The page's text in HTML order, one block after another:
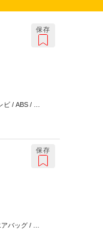
/ ABS / エ
保存
バッグ / パ
保存